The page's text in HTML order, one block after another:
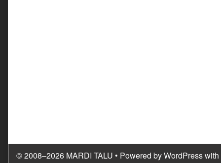
© 2008–2026 MARDI TALU • Powered byWordPresswith